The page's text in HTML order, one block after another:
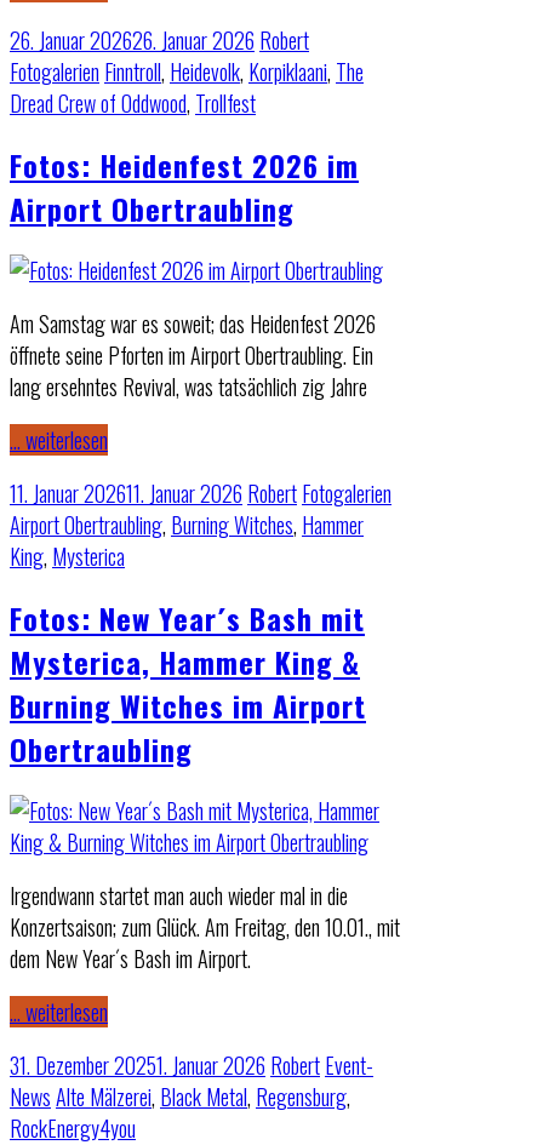
26. Januar 202626. Januar 2026 Robert
Fotogalerien Finntroll, Heidevolk, Korpiklaani, The
Dread Crew of Oddwood, Trollfest
Fotos: Heidenfest 2026 im
Airport Obertraubling
Am Samstag war es soweit; das Heidenfest 2026
öffnete seine Pforten im Airport Obertraubling. Ein
lang ersehntes Revival, was tatsächlich zig Jahre
… weiterlesen
11. Januar 202611. Januar 2026 RobertFotogalerien
Airport Obertraubling, Burning Witches, Hammer
King, Mysterica
Fotos: New Year´s Bash mit
Mysterica, Hammer King &
Burning Witches im Airport
Obertraubling
Irgendwann startet man auch wieder mal in die
Konzertsaison; zum Glück. Am Freitag, den 10.01., mit
dem New Year´s Bash im Airport.
… weiterlesen
31. Dezember 20251. Januar 2026 RobertEvent-
NewsAlte Mälzerei, Black Metal, Regensburg,
RockEnergy4you